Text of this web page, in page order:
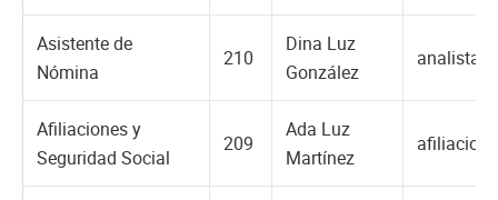
Asistente de
Nómina
210
Dina Luz
González
Afiliaciones y
Seguridad Social
209
Ada Luz
Martínez